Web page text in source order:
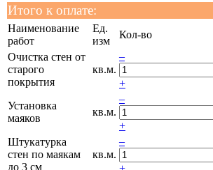
Итого к оплате:
Наименование
работ
Ед.
изм
Кол-во
Очистка стен от
старого
покрытия
кв.м.
–
+
Установка
маяков
кв.м.
–
+
Штукатурка
стен по маякам
до 3 см
кв.м.
–